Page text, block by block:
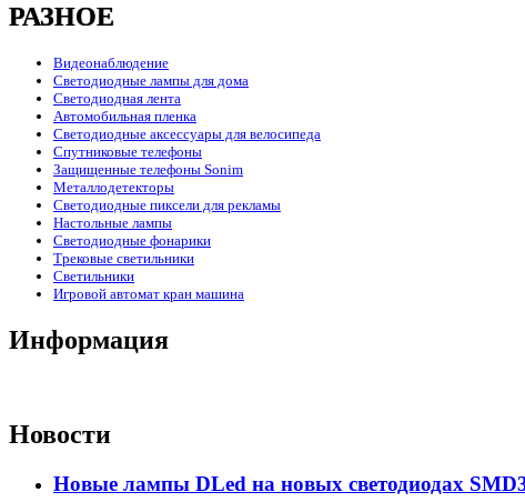
РАЗНОЕ
Видеонаблюдение
Светодиодные лампы для дома
Светодиодная лента
Автомобильная пленка
Светодиодные аксессуары для велосипеда
Спутниковые телефоны
Защищенные телефоны Sonim
Металлодетекторы
Светодиодные пиксели для рекламы
Настольные лампы
Светодиодные фонарики
Трековые светильники
Светильники
Игровой автомат кран машина
Информация
Новости
Новые лампы DLed на новых светодиодах